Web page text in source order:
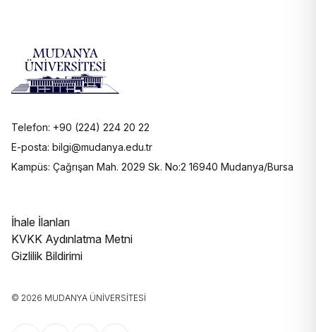
Telefon: +90 (224) 224 20 22
E-posta: bilgi@mudanya.edu.tr
Kampüs: Çağrışan Mah. 2029 Sk. No:2 16940 Mudanya/Bursa
İhale İlanları
KVKK Aydınlatma Metni
Gizlilik Bildirimi
© 2026 MUDANYA ÜNIVERSITESI